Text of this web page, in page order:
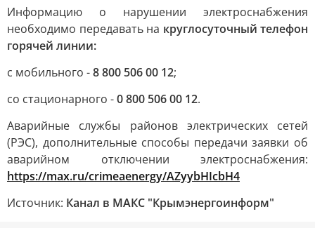
Информацию о нарушении электроснабжения
необходимо передавать на круглосуточный телефон
горячей линии:
с мобильного -8 800 506 00 12;
со стационарного -0 800 506 00 12.
Аварийные службы районов электрических сетей
(РЭС), дополнительные способы передачи заявки об
аварийном отключении электроснабжения:
https://max.ru/crimeaenergy/AZyybHIcbH4
Источник: Канал в МАКС "Крымэнергоинформ"